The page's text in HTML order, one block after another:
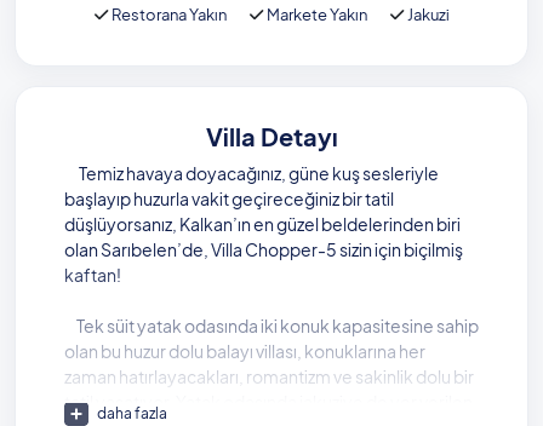
Restorana Yakın
Markete Yakın Jakuzi
Villa Detayı
Temiz havaya doyacağınız, güne kuş sesleriyle
başlayıp huzurla vakit geçireceğiniz bir tatil
düşlüyorsanız, Kalkan’ın en güzel beldelerinden biri
olan Sarıbelen’de, Villa Chopper-5 sizin için biçilmiş
kaftan!
Tek süit yatak odasında iki konuk kapasitesine sahip
olan bu huzur dolu balayı villası, konuklarına her
zaman hatırlayacakları, romantizm ve sakinlik dolu bir
tatil yaşatıyor. Yatak odasında jakuziye de yer verilen
daha fazla